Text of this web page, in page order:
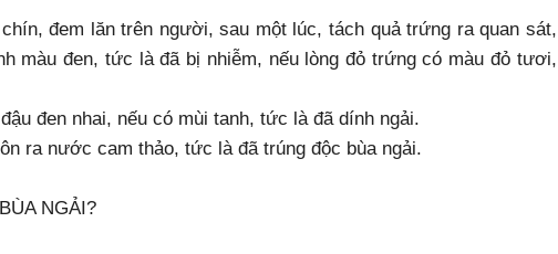
đem lăn trên người, sau một lúc, tách quả trứng ra quan sát,
màu đen, tức là đã bị nhiễm, nếu lòng đỏ trứng có màu đỏ tươi,
đen nhai, nếu có mùi tanh, tức là đã dính ngải.
ra nước cam thảo, tức là đã trúng độc bùa ngải.
NGẢI?